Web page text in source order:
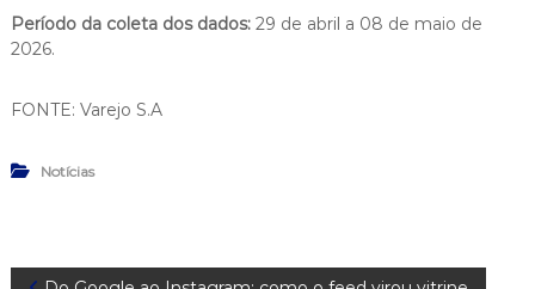
Período da coleta dos dados:29 de abril a 08 de maio de
2026.
FONTE: Varejo S.A
Notícias